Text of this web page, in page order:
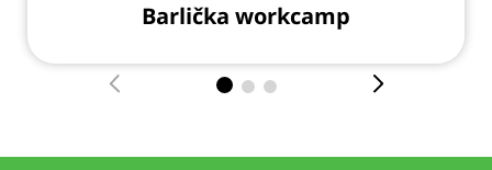
Barlička workcamp